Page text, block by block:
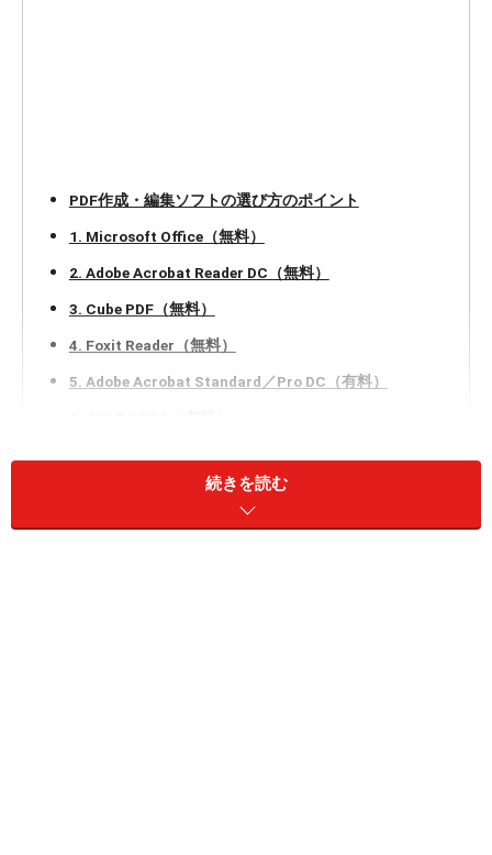
PDF作成・編集ソフトの選び方のポイント
1. Microsoft Office（無料）
2. Adobe Acrobat Reader DC（無料）
3. Cube PDF（無料）
4. Foxit Reader（無料）
5. Adobe Acrobat Standard／Pro DC（有料）
8. 瞬間PDF統合版 10（有料）
続きを読む